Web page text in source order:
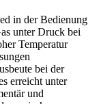
in der Bedienung
unter Druck bei
Temperatur
bei der
erreicht unter
und